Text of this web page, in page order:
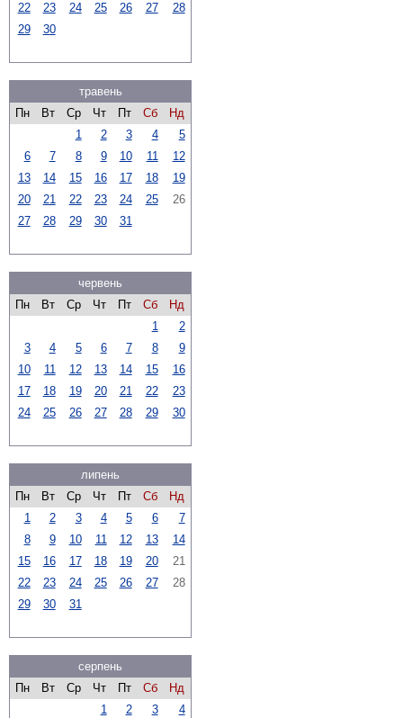
22
23 24 25 26 27
28
29
30
травень
Пн
Вт Ср Чт Пт Сб
Нд
1
2 3 4
5
6
7 8 9 10 11
12
13
14 15 16 17 18
19
20
21 22 23 24 25
26
27
28 29 30 31
червень
Пн
Вт Ср Чт Пт Сб
Нд
1
2
3
4 5 6 7 8
9
10
11 12 13 14 15
16
17
18 19 20 21 22
23
24
25 26 27 28 29 30
липень
Пн
Вт Ср Чт Пт Сб
Нд
1
2 3 4 5 6
7
8
9 10 11 12 13
14
15
16 17 18 19 20
21
22
23 24 25 26 27
28
29
30 31
серпень
Пн
Вт Ср Чт Пт Сб
Нд
1
2 3
4